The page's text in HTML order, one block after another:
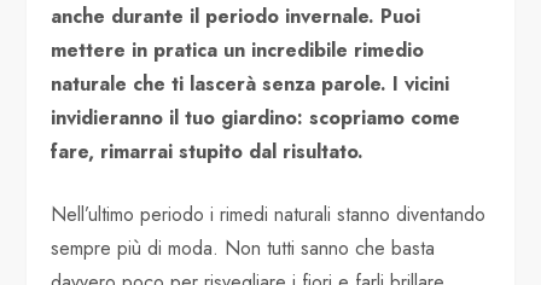
anche durante il periodo invernale. Puoi
mettere in pratica un incredibile rimedio
naturale che ti lascerà senza parole. I vicini
invidieranno il tuo giardino: scopriamo come
fare, rimarrai stupito dal risultato.
Nell’ultimo periodo i rimedi naturali stanno diventando
sempre più di moda. Non tutti sanno che basta